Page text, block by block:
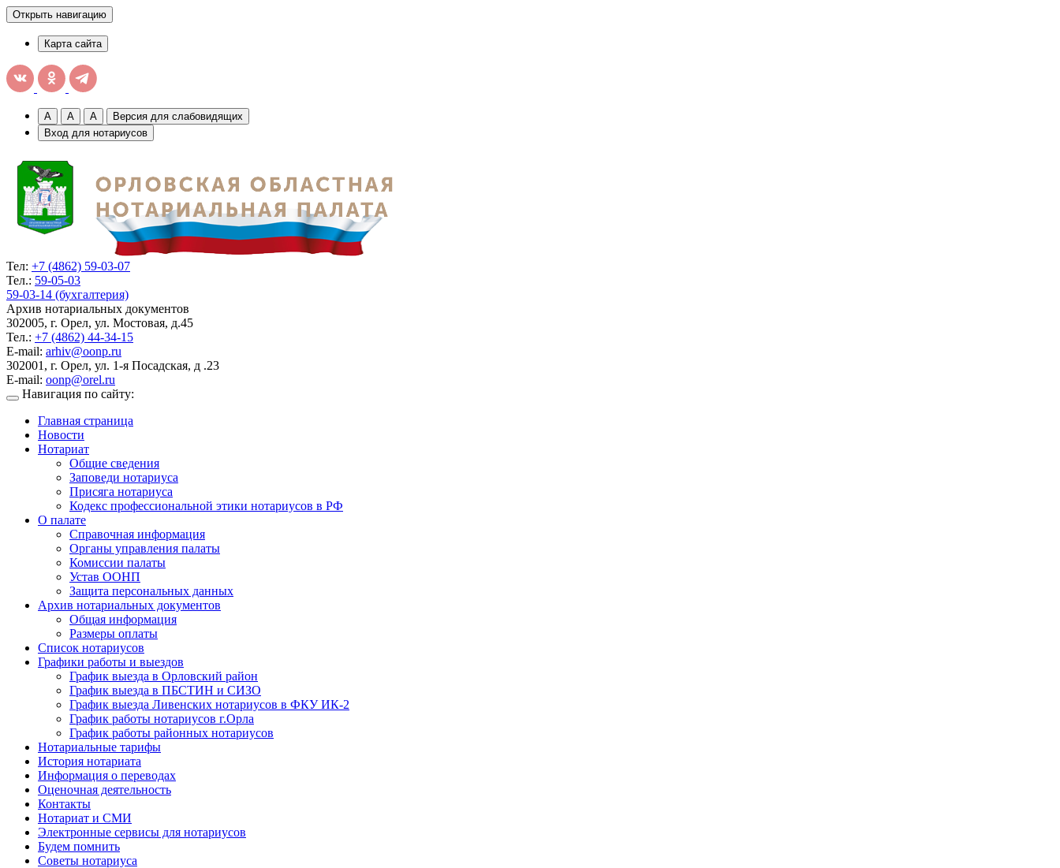
Открыть навигацию
Карта сайта
A A A
Версия для слабовидящих
Вход для нотариусов
Тел: +7 (4862) 59-03-07
Тел.: 59-05-03
59-03-14 (бухгалтерия)
Архив нотариальных документов
302005, г. Орел, ул. Мостовая, д.45
Тел.: +7 (4862) 44-34-15
E-mail: arhiv@oonp.ru
302001, г. Орел, ул. 1-я Посадская, д .23
E-mail: oonp@orel.ru
Навигация по сайту:
Главная страница
Новости
Нотариат
Общие сведения
Заповеди нотариуса
Присяга нотариуса
Кодекс профессиональной этики нотариусов в РФ
О палате
Справочная информация
Органы управления палаты
Комиссии палаты
Устав ООНП
Защита персональных данных
Архив нотариальных документов
Общая информация
Размеры оплаты
Список нотариусов
Графики работы и выездов
График выезда в Орловский район
График выезда в ПБСТИН и СИЗО
График выезда Ливенских нотариусов в ФКУ ИК-2
График работы нотариусов г.Орла
График работы районных нотариусов
Нотариальные тарифы
История нотариата
Информация о переводах
Оценочная деятельность
Контакты
Нотариат и СМИ
Электронные сервисы для нотариусов
Будем помнить
Советы нотариуса